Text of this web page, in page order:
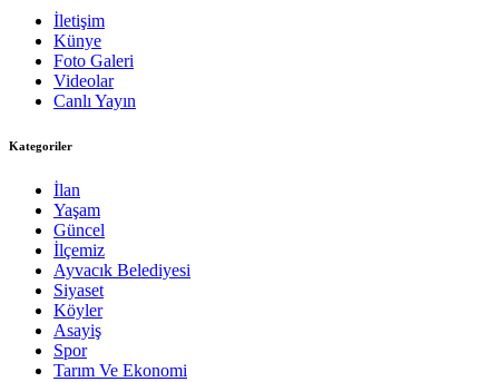
İletişim
Künye
Foto Galeri
Videolar
Canlı Yayın
Kategoriler
İlan
Yaşam
Güncel
İlçemiz
Ayvacık Belediyesi
Siyaset
Köyler
Asayiş
Spor
Tarım Ve Ekonomi